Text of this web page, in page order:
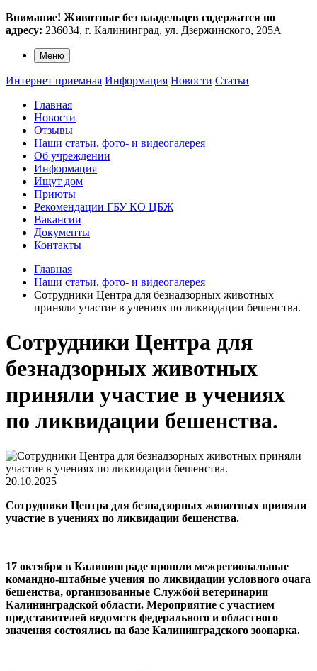
Внимание! Животные без владельцев содержатся по
адресу: 236034, г. Калининград, ул. Дзержинского, 205А
Меню
Интернет приемная Информация Новости Статьи
Главная
Новости
Отзывы
Наши статьи, фото- и видеогалерея
Об учреждении
Информация
Ищут дом
Приюты
Рекомендации ГБУ КО ЦБЖ
Вакансии
Документы
Контакты
Главная
Наши статьи, фото- и видеогалерея
Сотрудники Центра для безнадзорных животных
приняли участие в учениях по ликвидации бешенства.
Сотрудники Центра для
безнадзорных животных
приняли участие в учениях
по ликвидации бешенства.
20.10.2025
Сотрудники Центра для безнадзорных животных приняли
участие в учениях по ликвидации бешенства.
17 октября в Калининграде прошли межрегиональные
командно-штабные учения по ликвидации условного очага
бешенства, организованные Службой ветеринарии
Калининградской области. Мероприятие с участием
представителей ведомств федерального и областного
значения состоялись на базе Калининградского зоопарка.